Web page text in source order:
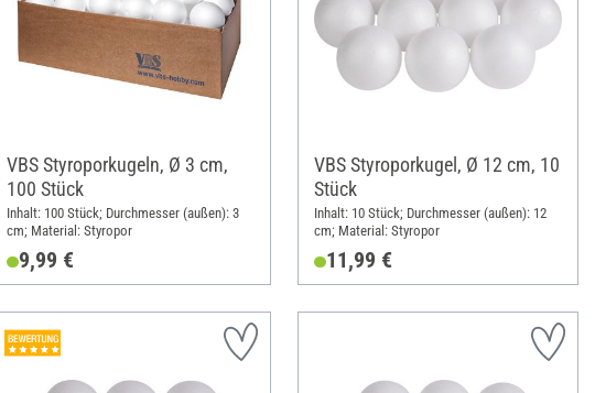
VBS Styroporkugeln, Ø 3 cm,
100 Stück
Inhalt: 100 Stück; Durchmesser (außen): 3
cm; Material: Styropor
9,99 €
VBS Styroporkugel, Ø 12 cm, 10
Stück
Inhalt: 10 Stück; Durchmesser (außen): 12
cm; Material: Styropor
11,99 €